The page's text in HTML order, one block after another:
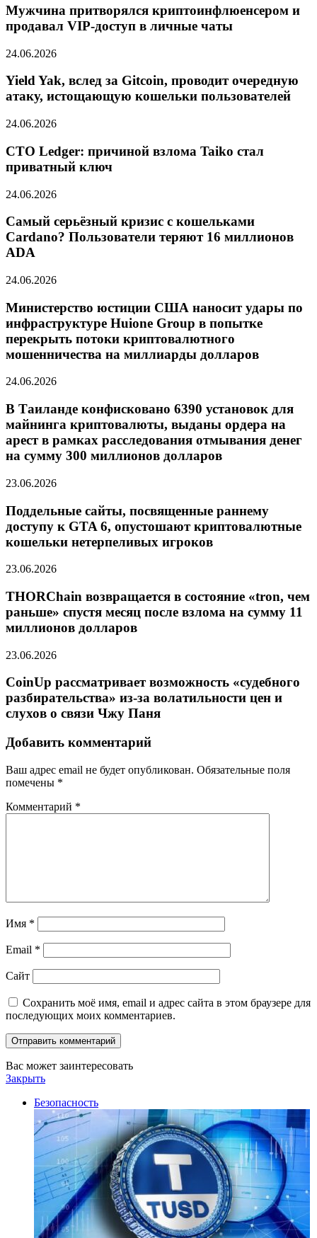
Мужчина притворялся криптоинфлюенсером и
продавал VIP-доступ в личные чаты
24.06.2026
Yield Yak, вслед за Gitcoin, проводит очередную
атаку, истощающую кошельки пользователей
24.06.2026
CTO Ledger: причиной взлома Taiko стал
приватный ключ
24.06.2026
Самый серьёзный кризис с кошельками
Cardano? Пользователи теряют 16 миллионов
ADA
24.06.2026
Министерство юстиции США наносит удары по
инфраструктуре Huione Group в попытке
перекрыть потоки криптовалютного
мошенничества на миллиарды долларов
24.06.2026
В Таиланде конфисковано 6390 установок для
майнинга криптовалюты, выданы ордера на
арест в рамках расследования отмывания денег
на сумму 300 миллионов долларов
23.06.2026
Поддельные сайты, посвященные раннему
доступу к GTA 6, опустошают криптовалютные
кошельки нетерпеливых игроков
23.06.2026
THORChain возвращается в состояние «tron, чем
раньше» спустя месяц после взлома на сумму 11
миллионов долларов
23.06.2026
CoinUp рассматривает возможность «судебного
разбирательства» из-за волатильности цен и
слухов о связи Чжу Паня
Добавить комментарий
Ваш адрес email не будет опубликован. Обязательные поля
помечены *
Комментарий *
Имя *
Email *
Сайт
Сохранить моё имя, email и адрес сайта в этом браузере для
последующих моих комментариев.
Вас может заинтересовать
Закрыть
Безопасность